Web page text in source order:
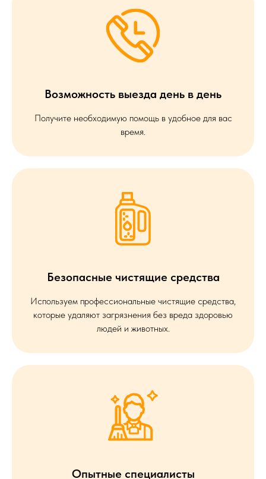
Возможность выезда день в день
Получите необходимую помощь в удобное для вас
время.
Безопасные чистящие средства
Используем профессиональные чистящие средства,
которые удаляют загрязнения без вреда здоровью
людей и животных.
Опытные специалисты